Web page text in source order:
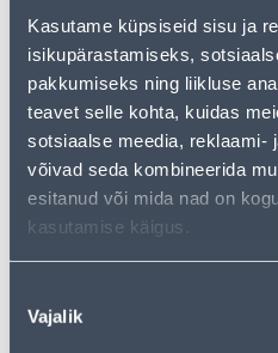
Kasutame küpsiseid sisu ja
isikupärastamiseks,
pakkumiseks ning liikluse
teavet selle kohta, kuidas
sotsiaalse meedia, reklaami-
võivad seda kombineerida
esitanud või mida nad on
kasutamise käigus.
valik
Vajalik
• 14-päevane tagastusõigus
Калькулятор рассрочки